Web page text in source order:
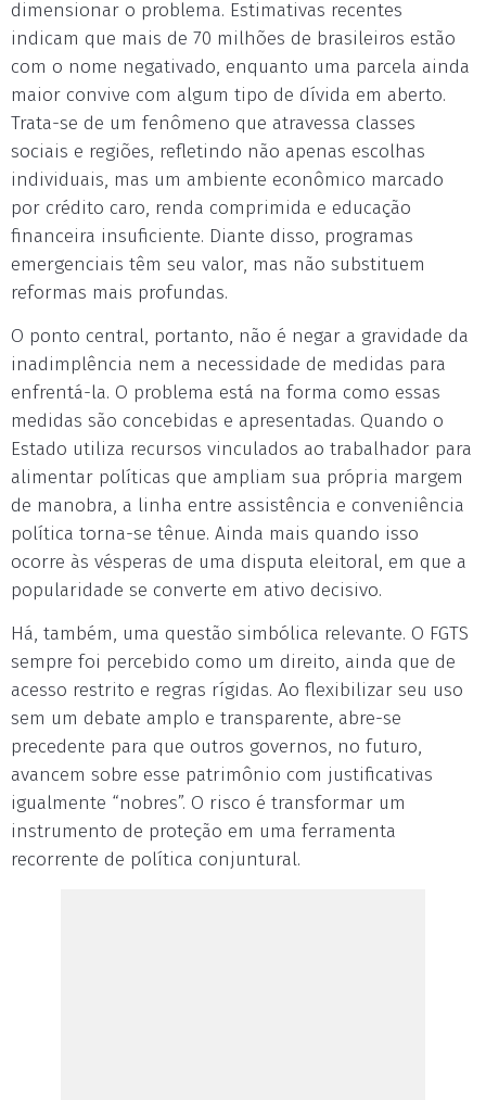
dimensionar o problema. Estimativas recentes
indicam que mais de 70 milhões de brasileiros estão
com o nome negativado, enquanto uma parcela ainda
maior convive com algum tipo de dívida em aberto.
Trata-se de um fenômeno que atravessa classes
sociais e regiões, refletindo não apenas escolhas
individuais, mas um ambiente econômico marcado
por crédito caro, renda comprimida e educação
financeira insuficiente. Diante disso, programas
emergenciais têm seu valor, mas não substituem
reformas mais profundas.
O ponto central, portanto, não é negar a gravidade da
inadimplência nem a necessidade de medidas para
enfrentá-la. O problema está na forma como essas
medidas são concebidas e apresentadas. Quando o
Estado utiliza recursos vinculados ao trabalhador para
alimentar políticas que ampliam sua própria margem
de manobra, a linha entre assistência e conveniência
política torna-se tênue. Ainda mais quando isso
ocorre às vésperas de uma disputa eleitoral, em que a
popularidade se converte em ativo decisivo.
Há, também, uma questão simbólica relevante. O FGTS
sempre foi percebido como um direito, ainda que de
acesso restrito e regras rígidas. Ao flexibilizar seu uso
sem um debate amplo e transparente, abre-se
precedente para que outros governos, no futuro,
avancem sobre esse patrimônio com justificativas
igualmente “nobres”. O risco é transformar um
instrumento de proteção em uma ferramenta
recorrente de política conjuntural.